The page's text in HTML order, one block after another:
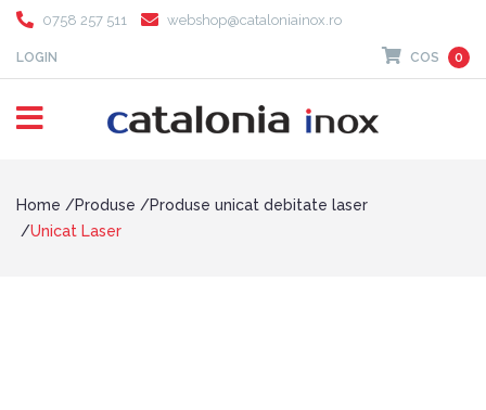
0758 257 511 webshop@cataloniainox.ro
LOGIN COS 0
Home Produse
Produse unicat debitate laser
Unicat Laser